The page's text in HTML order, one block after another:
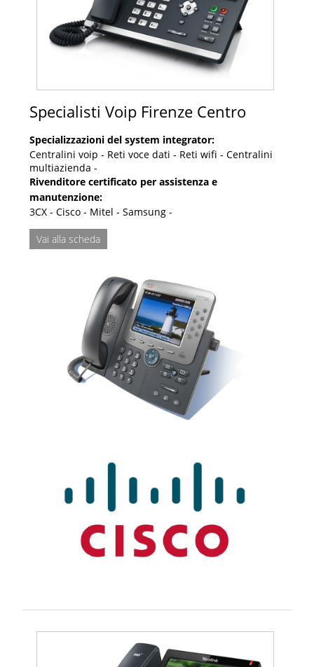
Specialisti Voip Firenze Centro
Specializzazioni del system integrator:
Centralini voip - Reti voce dati - Reti wifi - Centralini
multiazienda -
Rivenditore certificato per assistenza e
manutenzione:
3CX - Cisco - Mitel - Samsung -
Vai alla scheda